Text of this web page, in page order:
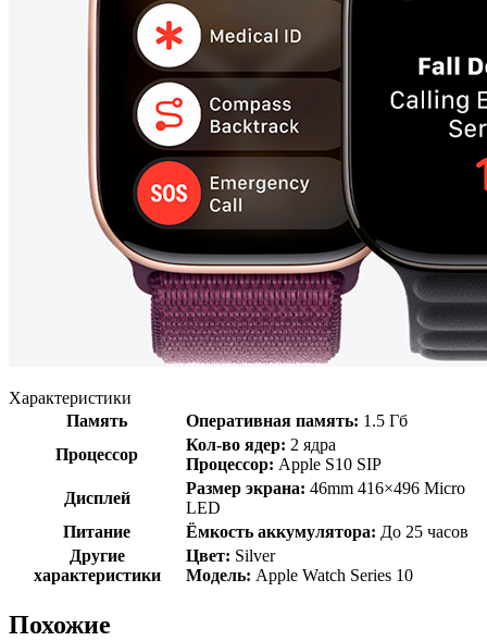
Характеристики
Память
Оперативная память: 1.5 Гб
Процессор
Кол-во ядер: 2 ядра
Процессор: Apple S10 SIP
Дисплей
Размер экрана: 46mm 416×496 Micro
LED
Питание
Ёмкость аккумулятора: До 25 часов
Другие
характеристики
Цвет: Silver
Модель: Apple Watch Series 10
Похожие